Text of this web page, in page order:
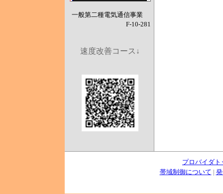
一般第二種電気通信事業
F-10-281
速度改善コース↓
プロバイダト
帯域制御について